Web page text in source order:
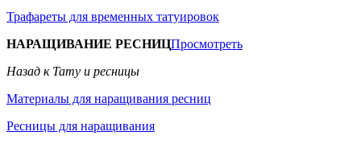
Трафареты для временных татуировок
НАРАЩИВАНИЕ РЕСНИЦПросмотреть
Назад к Тату и ресницы
Материалы для наращивания ресниц
Ресницы для наращивания